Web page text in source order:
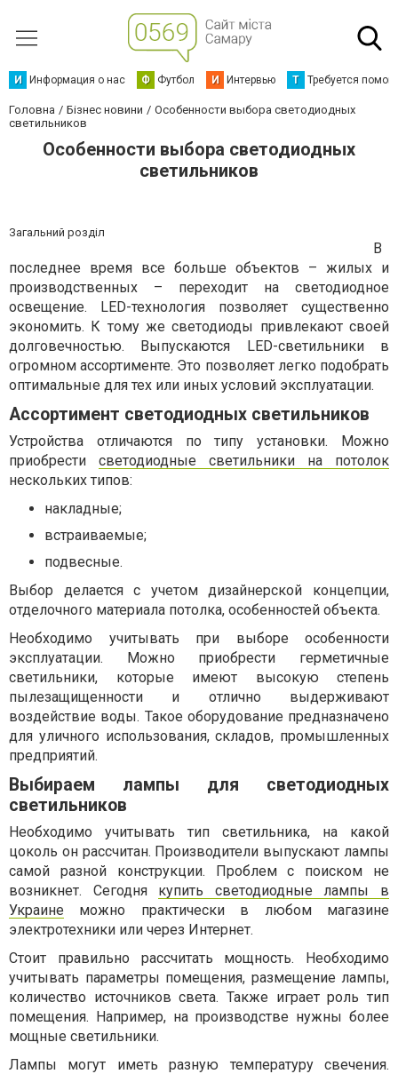
И Информация о нас Ф Футбол И Интервью Т Требуется
Головна Бізнес новини
Особенности выбора светодиодных
светильников
Особенности выбора светодиодных
светильников
Загальний розділ
В
последнее время все больше объектов – жилых и
производственных – переходит на светодиодное
освещение. LED-технология позволяет существенно
экономить. К тому же светодиоды привлекают своей
долговечностью. Выпускаются LED-светильники в
огромном ассортименте. Это позволяет легко подобрать
оптимальные для тех или иных условий эксплуатации.
Ассортимент светодиодных светильников
Устройства отличаются по типу установки. Можно
приобрести светодиодные светильники на потолок
нескольких типов:
накладные;
встраиваемые;
подвесные.
Выбор делается с учетом дизайнерской концепции,
отделочного материала потолка, особенностей объекта.
Необходимо учитывать при выборе особенности
эксплуатации. Можно приобрести герметичные
светильники, которые имеют высокую степень
пылезащищенности и отлично выдерживают
воздействие воды. Такое оборудование предназначено
для уличного использования, складов, промышленных
предприятий.
Выбираем лампы для светодиодных
светильников
Необходимо учитывать тип светильника, на какой
цоколь он рассчитан. Производители выпускают лампы
самой разной конструкции. Проблем с поиском не
возникнет. Сегодня купить светодиодные лампы в
Украине можно практически в любом магазине
электротехники или через Интернет.
Стоит правильно рассчитать мощность. Необходимо
учитывать параметры помещения, размещение лампы,
количество источников света. Также играет роль тип
помещения. Например, на производстве нужны более
мощные светильники.
Лампы могут иметь разную температуру свечения.